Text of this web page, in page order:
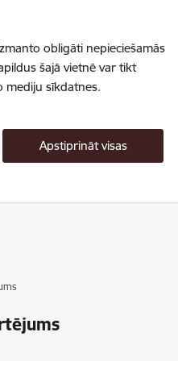
obligāti nepieciešamās
šajā vietnē var tikt
mediju sīkdatnes.
Apstiprināt visas